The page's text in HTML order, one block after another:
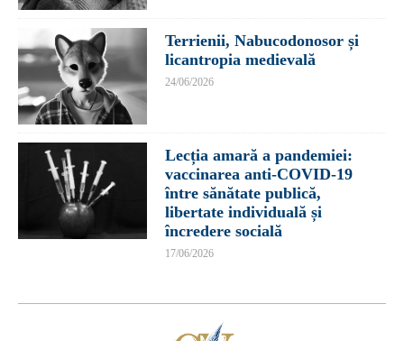
Terrienii, Nabucodonosor și
licantropia medievală
24/06/2026
Lecția amară a pandemiei:
vaccinarea anti-COVID-19
între sănătate publică,
libertate individuală și
încredere socială
17/06/2026